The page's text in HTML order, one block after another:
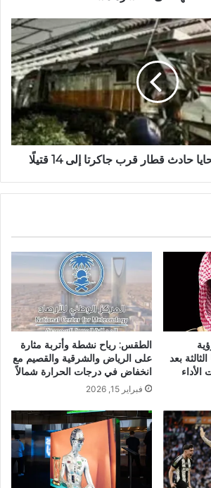
حادث قطار قرب جاكرتا إلى 14 قتيلًا
الثالثة بعد
الطقس: رياح نشطة وأتربة مثارة
على الرياض والشرقية والقصيم مع
انخفاض في درجات الحرارة شمالاً
فبراير 15, 2026